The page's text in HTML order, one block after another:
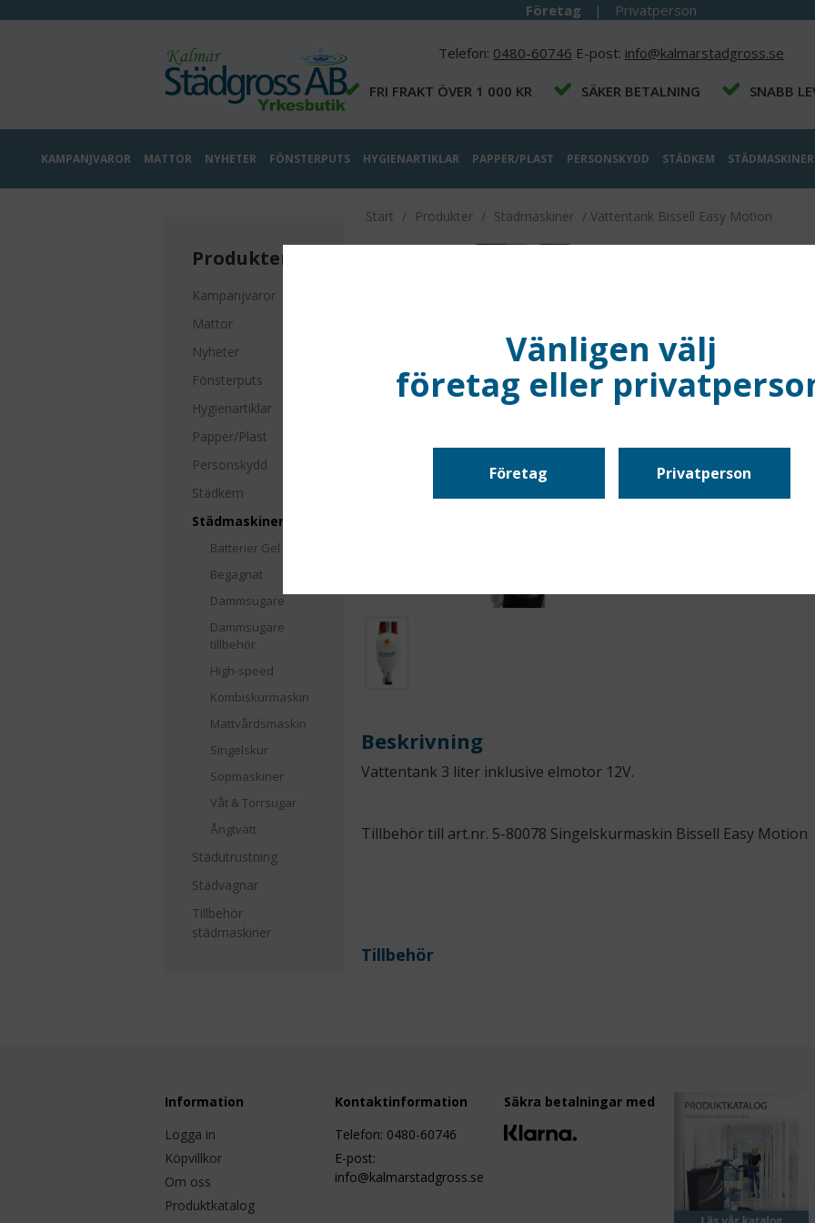
Företag | Privatperson
Telefon: 0480-60746 E-post: info@kalmarstadgross.se
FRI FRAKT ÖVER 1 000 KR SÄKER BETALNING SNABB
KAMPANJVAROR MATTOR NYHETER FÖNSTERPUTS HYGIENARTIKLAR PAPPER/PLAST PERSONSKYDD STÄDKEM STÄDMASKINER
Produkter
Kampanjvaror
Mattor
Nyheter
Fönsterputs
Hygienartiklar
Papper/Plast
Personskydd
Städkem
Städmaskiner
Batterier Gel
Begagnat
Dammsugare
Dammsugare
tillbehör
High-speed
Kombiskurmaskin
Mattvårdsmaskin
Singelskur
Sopmaskiner
Våt & Torrsugar
Ångtvätt
Städutrustning
Städvagnar
Tillbehör
städmaskiner
Start / Produkter / Städmaskiner /Vattentank Bissell Easy Motion
1
Leveranstid:
Beskrivning
Vattentank 3 liter inklusive elmotor 12V.
Tillbehör till art.nr. 5-80078 Singelskurmaskin Bissell Easy Motion
Tillbehör
Information
Logga in
Köpvillkor
Om oss
Produktkatalog
Kontaktinformation
Telefon: 0480-60746
E-post:
info@kalmarstadgross.se
Säkra betalningar med
Vänligen välj
företag eller
Företag Privatperson